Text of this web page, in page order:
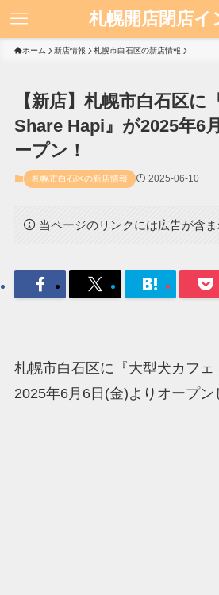
札幌開店閉店イ
ホーム 新店情報 札幌市白石区の新店情報
【新店】札幌市白石区に
Share Hapi』が2025年6
ープン！
札幌市白石区の新店情報 2025-06-10
当ページのリンクには広告が含ま
札幌市白石区に『大型犬カフ
2025年6月6日(金)よりオープン